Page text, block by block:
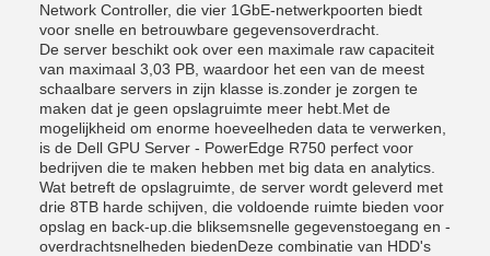
Network Controller, die vier 1GbE-netwerkpoorten biedt
voor snelle en betrouwbare gegevensoverdracht.
De server beschikt ook over een maximale raw capaciteit
van maximaal 3,03 PB, waardoor het een van de meest
schaalbare servers in zijn klasse is.zonder je zorgen te
maken dat je geen opslagruimte meer hebt.Met de
mogelijkheid om enorme hoeveelheden data te verwerken,
is de Dell GPU Server - PowerEdge R750 perfect voor
bedrijven die te maken hebben met big data en analytics.
Wat betreft de opslagruimte, de server wordt geleverd met
drie 8TB harde schijven, die voldoende ruimte bieden voor
opslag en back-up.die bliksemsnelle gegevenstoegang en -
overdrachtsnelheden biedenDeze combinatie van HDD's